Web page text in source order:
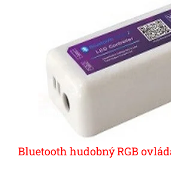
Bluetooth hudobný RGB